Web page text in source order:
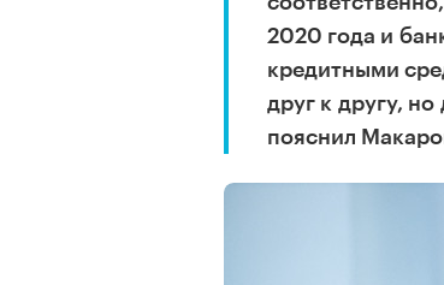
2020 года и
кредитными
друг к другу,
пояснил